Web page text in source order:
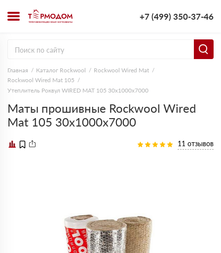
+7 (499) 350-37-46
Главная Каталог Rockwool
Rockwool Wired Mat
Rockwool Wired Mat 105
Утеплитель Роквул WIRED MAT 105 30х1000х7000
Маты прошивные Rockwool Wired
Mat 105 30х1000х7000
11 отзывов